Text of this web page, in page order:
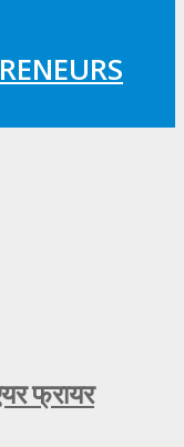
फ्रायर